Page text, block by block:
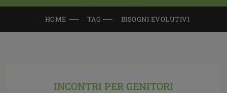
HOME TAG BISOGNI EVOLUTIVI
INCONTRI PER GENITORI